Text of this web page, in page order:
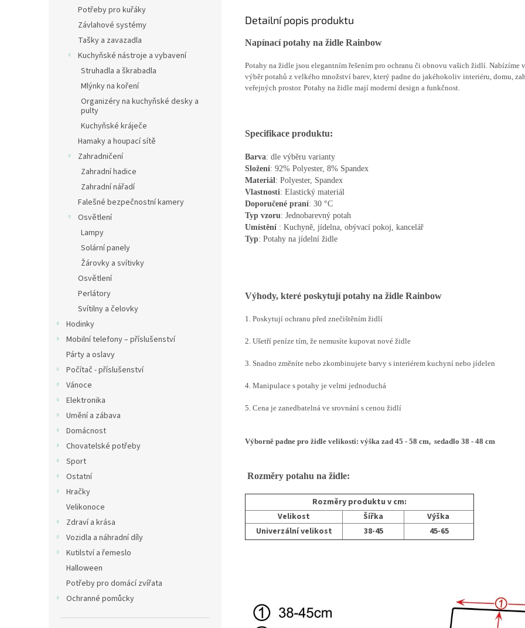
Potřeby pro kuřáky
Závlahové systémy
Tašky a zavazadla
Kuchyňské nástroje a vybavení
Struhadla a škrabadla
Mlýnky na koření
Organizéry na kuchyňské desky a
pulty
Kuchyňské kráječe
Hamaky a houpací sítě
Zahradničení
Zahradní hadice
Zahradní nářadí
Falešné bezpečnostní kamery
Osvětlení
Lampy
Solární panely
Žárovky a svítivky
Osvětlení
Perlátory
Svítilny a čelovky
Hodinky
Mobilní telefony – příslušenství
Párty a oslavy
Počítač - příslušenství
Vánoce
Elektronika
Umění a zábava
Domácnost
Chovatelské potřeby
Sport
Ostatní
Hračky
Velikonoce
Zdraví a krása
Vozidla a náhradní díly
Kutilství a řemeslo
Halloween
Potřeby pro domácí zvířata
Ochranné pomůcky
Detailní popis produktu
Napínací potahy na židle Rainbow
Potahy na židle jsou elegantním řešením pro ochranu či obnovu vašich židlí. Nabízíme
výběr potahů z velkého množství barev, který padne do jakéhokoliv interiéru, domu,
veřejných prostor. Potahy na židle mají moderní design a funkčnost.
Specifikace produktu:
Barva: dle výběru varianty
Složení: 92% Polyester, 8% Spandex
Materiál: Polyester, Spandex
Vlastnosti: Elastický materiál
Doporučené praní: 30 °C
Typ vzoru: Jednobarevný potah
Umístění : Kuchyně, jídelna, obývací pokoj, kancelář
Typ: Potahy na jídelní židle
Výhody, které poskytují potahy na židle Rainbow
1. Poskytují ochranu před znečištěním židlí
2. Ušetří peníze tím, že nemusíte kupovat nové židle
3. Snadno změníte nebo zkombinujete barvy s interiérem kuchyní nebo jídelen
4. Manipulace s potahy je velmi jednoduchá
5. Cena je zanedbatelná ve srovnání s cenou židlí
Výborně padne pro židle velikosti: výška zad 45 - 58 cm, sedadlo 38 - 48 cm
Rozměry potahu na židle:
Rozměry produktu v cm:
Velikost
Šířka
Výška
Univerzální velikost
38-45 45-65